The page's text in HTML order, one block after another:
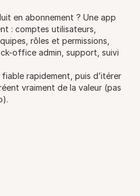
en abonnement ? Une app
: comptes utilisateurs,
rôles et permissions,
office admin, support, suivi
rapidement, puis d’itérer
vraiment de la valeur (pas